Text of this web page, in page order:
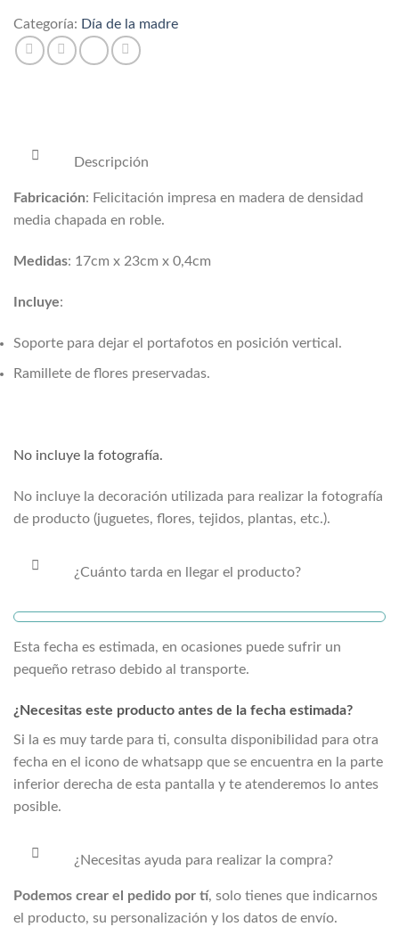
cantidad
Categoría: Día de la madre
Descripción
Fabricación: Felicitación impresa en madera de densidad
media chapada en roble.
Medidas: 17cm x 23cm x 0,4cm
Incluye:
Soporte para dejar el portafotos en posición vertical.
Ramillete de flores preservadas.
No incluye la fotografía.
No incluye la decoración utilizada para realizar la fotografía
de producto (juguetes, flores, tejidos, plantas, etc.).
¿Cuánto tarda en llegar el producto?
Esta fecha es estimada, en ocasiones puede sufrir un
pequeño retraso debido al transporte.
¿Necesitas este producto antes de la fecha estimada?
Si la es muy tarde para ti, consulta disponibilidad para otra
fecha en el icono de whatsapp que se encuentra en la parte
inferior derecha de esta pantalla y te atenderemos lo antes
posible.
¿Necesitas ayuda para realizar la compra?
Podemos crear el pedido por tí, solo tienes que indicarnos
el producto, su personalización y los datos de envío.